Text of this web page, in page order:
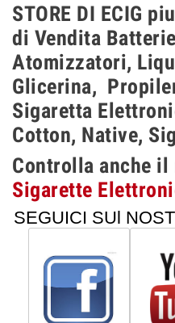
STORE DI ECIG
di Vendita
Atomizzatori,
Glicerina,
Sigaretta
Cotton, Native,
Controlla anche
Sigarette
SEGUICI SUl